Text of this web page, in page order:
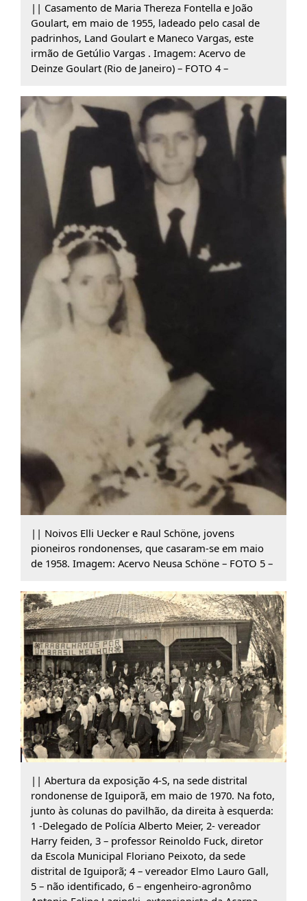
|| Casamento de Maria Thereza Fontella e João
Goulart, em maio de 1955, ladeado pelo casal de
padrinhos, Land Goulart e Maneco Vargas, este
irmão de Getúlio Vargas . Imagem: Acervo de
Deinze Goulart (Rio de Janeiro) – FOTO 4 –
|| Noivos Elli Uecker e Raul Schöne, jovens
pioneiros rondonenses, que casaram-se em maio
de 1958. Imagem: Acervo Neusa Schöne – FOTO 5 –
|| Abertura da exposição 4-S, na sede distrital
rondonense de Iguiporã, em maio de 1970. Na foto,
junto às colunas do pavilhão, da direita à esquerda:
1 -Delegado de Polícia Alberto Meier, 2- vereador
Harry feiden, 3 – professor Reinoldo Fuck, diretor
da Escola Municipal Floriano Peixoto, da sede
distrital de Iguiporã; 4 – vereador Elmo Lauro Gall,
5 – não identificado, 6 – engenheiro-agronômo